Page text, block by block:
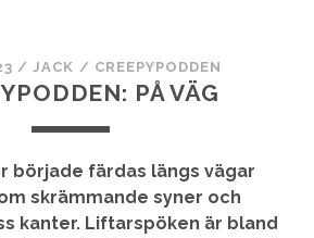
/JACK / CREEPYPODDEN
PÅ VÄG
började färdas längs vägar
skrämmande syner och
kanter. Liftarspöken är bland